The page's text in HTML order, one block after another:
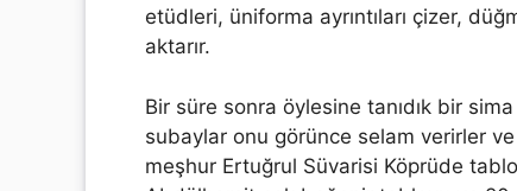
etüdleri, üniforma ayrıntıları çizer,
aktarır.
Bir süre sonra öylesine tanıdık bir
subaylar onu görünce selam verirler
meşhur Ertuğrul Süvarisi Köprüde